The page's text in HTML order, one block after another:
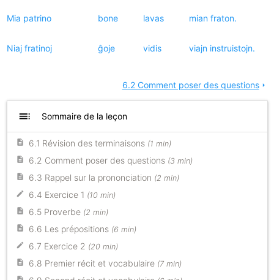
Mia patrino bone lavas mian fraton.
Niaj fratinoj ĝoje vidis viajn instruistojn.
6.2 Comment poser des questionsarrow_right
toc Sommaire de la leçon
6.1 Révision des terminaisons (1 min)
6.2 Comment poser des questions (3 min)
6.3 Rappel sur la prononciation (2 min)
6.4 Exercice 1 (10 min)
6.5 Proverbe (2 min)
6.6 Les prépositions (6 min)
6.7 Exercice 2 (20 min)
6.8 Premier récit et vocabulaire (7 min)